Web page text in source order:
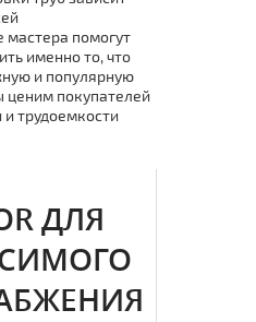
мастера помогут
именно то, что
и популярную
ценим покупателей
трудоемкости
ДЛЯ